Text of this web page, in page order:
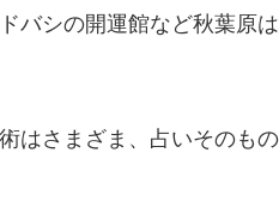
バシの開運館など秋葉原
はさまざま、占いそのも